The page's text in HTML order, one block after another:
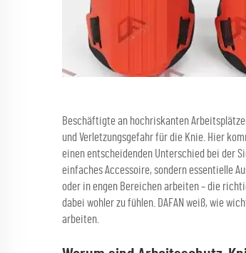
Beschäftigte an hochriskanten
und Verletzungsgefahr für die Knie. Hier
einen entscheidenden Unterschied bei der
einfaches Accessoire, sondern essentielle
oder in engen Bereichen arbeiten – die
dabei wohler zu fühlen. DAFAN weiß, wie
arbeiten.